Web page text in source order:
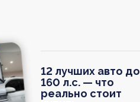
12 лучших авто до
160 л.с. — что
реально стоит